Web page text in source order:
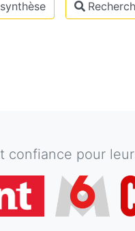
confiance pour